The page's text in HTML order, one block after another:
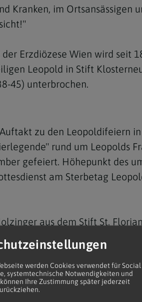
Navigation schließen
Navigation schließen
Kranken, im Ortsansässigen
Erzdiözese Wien wird seit
Leopold in Stift
45) unterbrochen.
zu den Leopoldifeiern
rund um Leopolds
gefeiert. Höhepunkt des
am Sterbetag
aus dem Stift St.
der Klosterneuburger
Leopoldisegen auf
Die Politik wird bei
und
werden Cookies verwendet für Social
systemtechnische Notwendigkeiten und
können Ihre Zustimmung später jederzeit